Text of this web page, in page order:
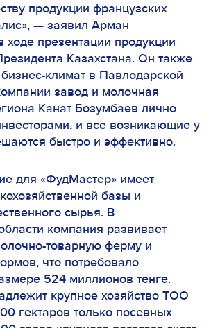
продукции французских
— заявил Арман
ходе презентации продукции
Казахстана. Он также
климат в Павлодарской
завод и молочная
Канат Бозумбаев лично
и все возникающие у
быстро и эффективно.
для «ФудМастер» имеет
базы и
сырья. В
компания развивает
товарную ферму и
что потребовало
524 миллионов тенге.
крупное хозяйство ТОО
гектаров только посевных